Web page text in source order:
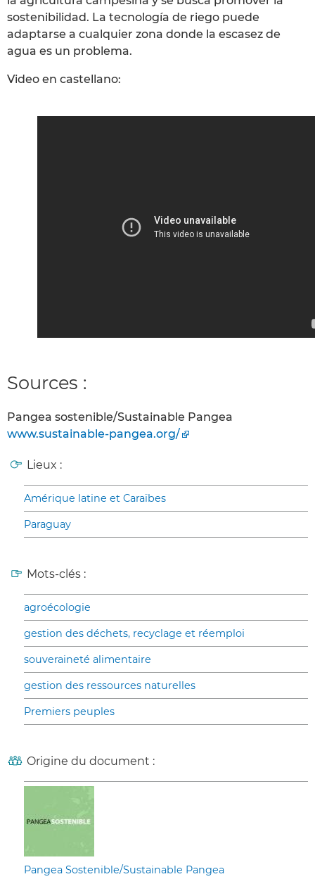
sostenibilidad. La tecnología de riego puede
adaptarse a cualquier zona donde la escasez de
agua es un problema.
Video en castellano:
Sources :
Pangea sostenible/Sustainable Pangea
www.sustainable-pangea.org/
Lieux :
Amérique latine et Caraïbes
Paraguay
Mots-clés :
agroécologie
gestion des déchets, recyclage et réemploi
souveraineté alimentaire
gestion des ressources naturelles
Premiers peuples
Origine du document :
Pangea Sostenible/Sustainable Pangea